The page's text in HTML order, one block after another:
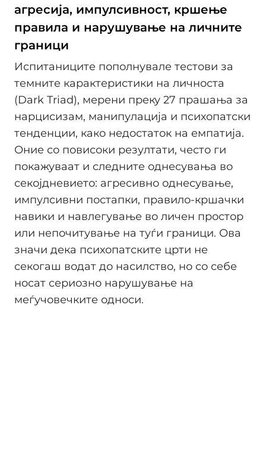
агресија, импулсивност, кршење
правила и нарушување на личните
граници
Испитаниците пополнувале тестови за
темните карактеристики на личноста
(Dark Triad), мерени преку 27 прашања за
нарцисизам, манипулација и психопатски
тенденции, како недостаток на емпатија.
Оние со повисоки резултати, често ги
покажуваат и следните однесувања во
секојдневието: агресивно однесување,
импулсивни постапки, правило-кршачки
навики и навлегување во личен простор
или непочитување на туѓи граници. Ова
значи дека психопатските црти не
секогаш водат до насилство, но со себе
носат сериозно нарушување на
меѓучовечките односи.